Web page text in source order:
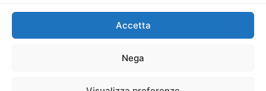
Accetta
Nega
P.IVA: 06334930820
Mercurio Comunicazione Società Cooperativa a r.l. è
iscritta al Registro degli Operatori di Comunicazione al